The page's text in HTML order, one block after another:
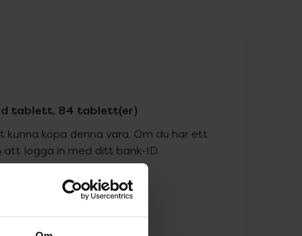
tablett, 84 tablett(er)
köpa denna vara. Om du har ett
logga in med ditt bank-ID.
med recept